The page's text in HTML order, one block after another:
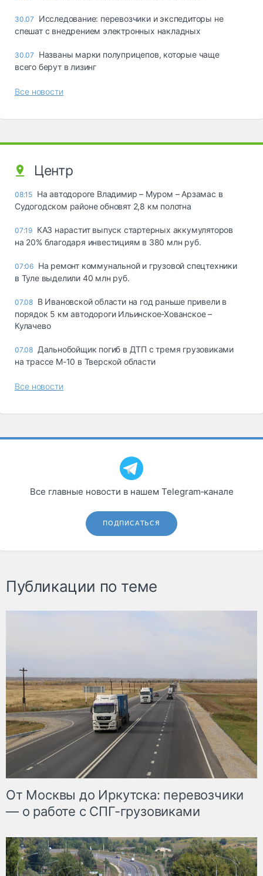
30.07
Исследование: перевозчики и экспедиторы не
спешат с внедрением электронных накладных
30.07
Названы марки полуприцепов, которые чаще
всего берут в лизинг
Все новости
Центр
08:15 На автодороге Владимир – Муром – Арзамас в
Судогодском районе обновят 2,8 км полотна
07:19 КАЗ нарастит выпуск стартерных аккумуляторов
на 20% благодаря инвестициям в 380 млн руб.
07:06 На ремонт коммунальной и грузовой спецтехники
в Туле выделили 40 млн руб.
07.08 В Ивановской области на год раньше привели в
порядок 5 км автодороги Ильинское-Хованское –
Кулачево
07.08 Дальнобойщик погиб в ДТП с тремя грузовиками
на трассе М-10 в Тверской области
Все новости
Все главные новости в нашем Telegram‑канале
ПОДПИСАТЬСЯ
Публикации по теме
От Москвы до Иркутска: перевозчики
— о работе с СПГ-грузовиками